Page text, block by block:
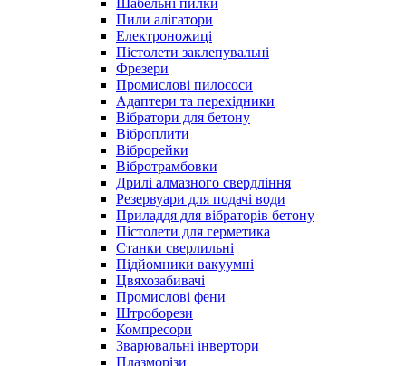
Шабельні пилки
Пили алігатори
Електроножиці
Пістолети заклепувальні
Фрезери
Промислові пилососи
Адаптери та перехідники
Вібратори для бетону
Віброплити
Віброрейки
Вібротрамбовки
Дрилі алмазного свердління
Резервуари для подачі води
Приладдя для вібраторів бетону
Пістолети для герметика
Станки сверлильні
Підйомники вакуумні
Цвяхозабивачі
Промислові фени
Штроборези
Компресори
Зварювальні інвертори
Плазморізи